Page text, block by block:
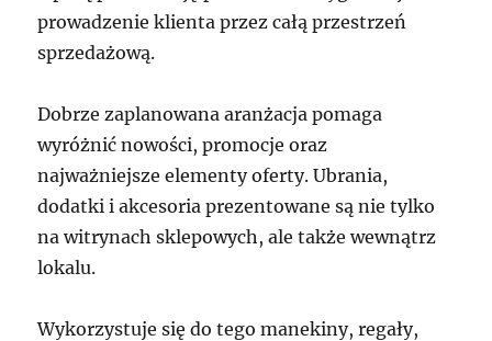
prowadzenie klienta przez całą przestrzeń
sprzedażową.
Dobrze zaplanowana aranżacja pomaga
wyróżnić nowości, promocje oraz
najważniejsze elementy oferty. Ubrania,
dodatki i akcesoria prezentowane są nie tylko
na witrynach sklepowych, ale także wewnątrz
lokalu.
Wykorzystuje się do tego manekiny, regały,